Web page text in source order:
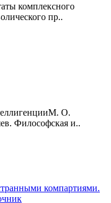
комплексного
пр..
О.
Философская и..